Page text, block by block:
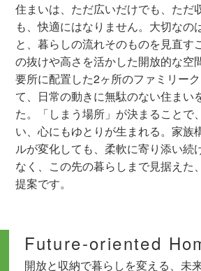
住まいは、ただ広いだけでも、ただ
も、快適にはなりません。大切なの
と、暮らしの流れそのものを見直す
の抜けや高さを活かした開放的な空
要所に配置した2ヶ所のファミリー
て、日常の動きに無駄のない住まい
た。「しまう場所」が決まることで
い、心にもゆとりが生まれる。家族
ルが変化しても、柔軟に寄り添い続
なく、この先の暮らしまで見据えた
提案です。
Future-oriented
開放と収納で暮らしを変える、未